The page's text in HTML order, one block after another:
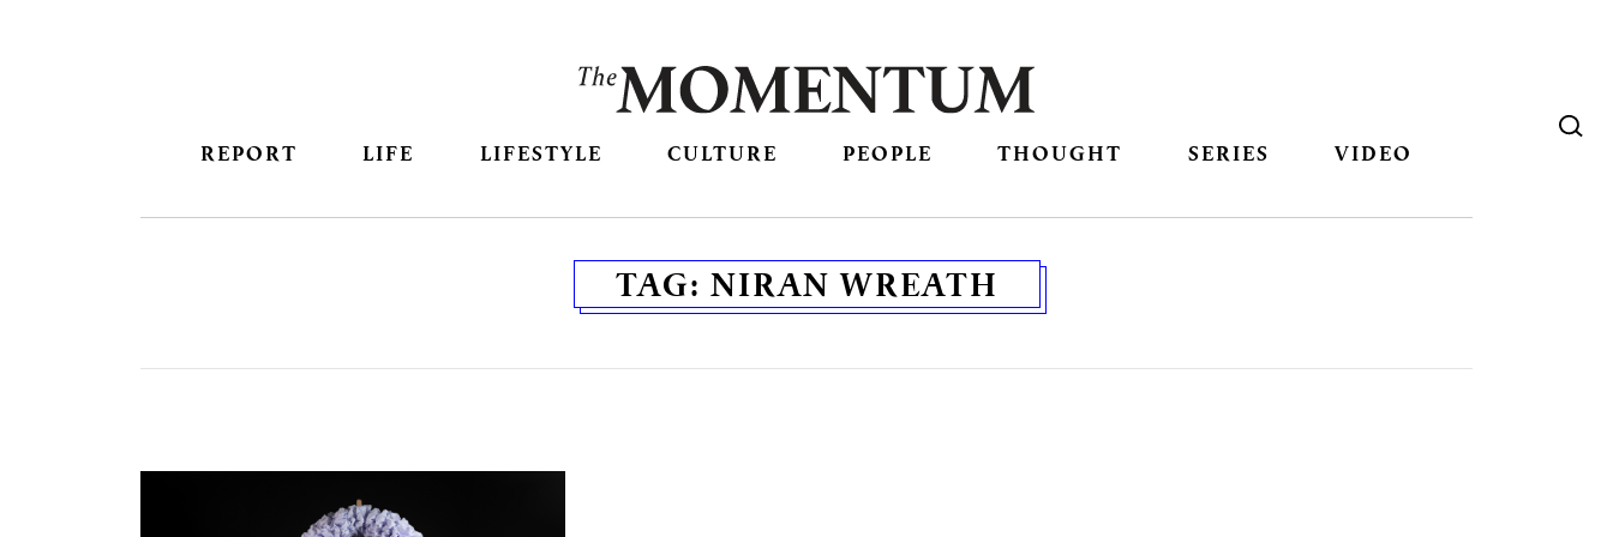
REPORT LIFE LIFESTYLE CULTURE PEOPLE THOUGHT SERIES VIDEO
TAG: NIRAN WREATH